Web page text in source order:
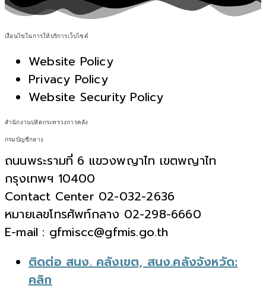
เงื่อนไขในการให้บริการเว็บไซต์
Website Policy
Privacy Policy
Website Security Policy
สำนักงานปลัดกระทรวงการคลัง
กรมบัญชีกลาง
ถนนพระรามที่ 6 แขวงพญาไท เขตพญาไท
กรุงเทพฯ 10400
Contact Center 02-032-2636
หมายเลขโทรศัพท์กลาง 02-298-6660
E-mail : gfmiscc@gfmis.go.th
ติดต่อ สนง. คลังเขต, สนง.คลังจังหวัด:
คลิก